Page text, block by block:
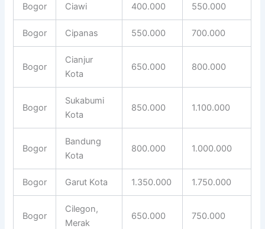
Bogor Ciawi 400.000 550.000
Bogor Cipanas 550.000 700.000
Bogor
Cianjur
Kota
650.000 800.000
Bogor
Sukabumi
Kota
850.000 1.100.000
Bogor
Bandung
Kota
800.000 1.000.000
Bogor Garut Kota 1.350.000 1.750.000
Bogor
Cilegon,
Merak
650.000 750.000